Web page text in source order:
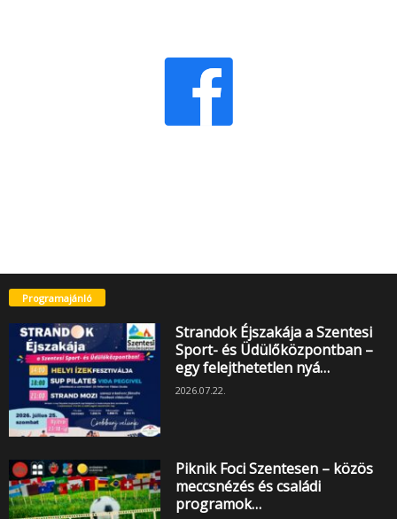
Programajánló
Strandok Éjszakája a Szentesi
Sport- és Üdülőközpontban –
egy felejthetetlen nyá…
2026.07.22.
Piknik Foci Szentesen – közös
meccsnézés és családi
programok…